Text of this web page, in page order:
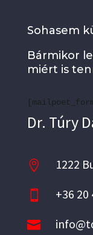
Sohasem
Bármikor
miért is
Dr. Túry
 1222
 +36 20
